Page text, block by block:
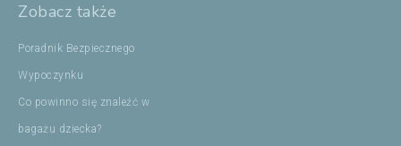
Zobacz także
Poradnik Bezpiecznego
Wypoczynku
Co powinno się znaleźć w
bagażu dziecka?